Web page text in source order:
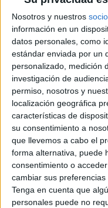
Nosotros y nuestros
información en un
datos personales, como
estándar enviada por un
personalizado, medición
investigación de
permiso, nosotros y
localización geográfica
características de
su consentimiento a
que llevemos a cabo el
forma alternativa, puede
consentimiento o
cambiar sus
Tenga en cuenta que
personales puede no
ERC
CERA
CERT
Campeonatos
Históricos
Dakar
RallyCross
Circuitos
F1
Fórmula E
F2 / F3 / F4
Resistencia
Indycar
Otros